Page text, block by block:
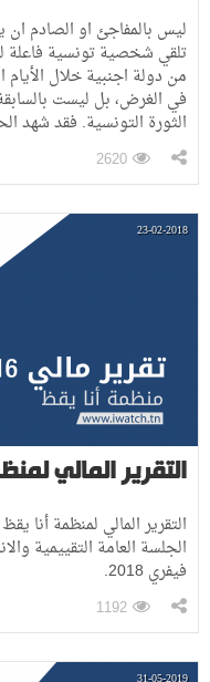
ليس بالمفاجئ او الصادم
تلقي شخصية تونسية فاعلة
من دولة اجنبية خلال
في الغرض، بل ليست
الثورة التونسية. فقد شهد
2620
23-02-2018
التقرير المالي
فيفري 2018.
1192